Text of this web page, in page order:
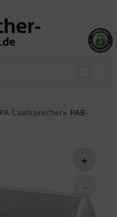
PA-Lautsprecher»
PAB-